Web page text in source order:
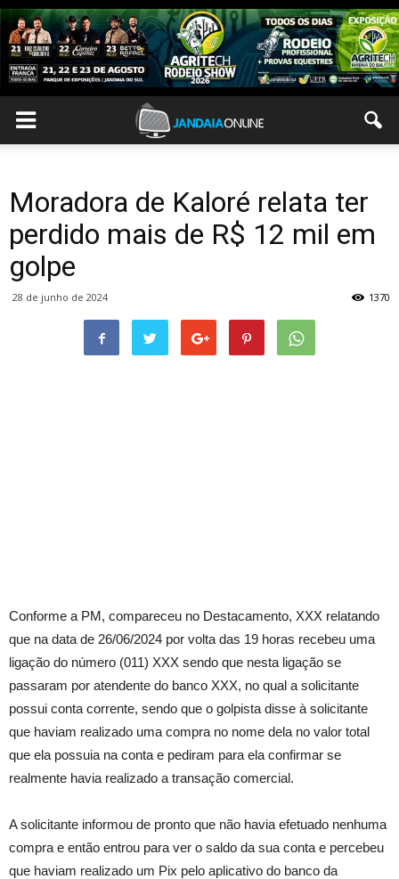
Moradora de Kaloré relata ter
perdido mais de R$ 12 mil em
golpe
28 de junho de 2024 1370
Conforme a PM, compareceu no Destacamento, XXX relatando
que na data de 26/06/2024 por volta das 19 horas recebeu uma
ligação do número (011) XXX sendo que nesta ligação se
passaram por atendente do banco XXX, no qual a solicitante
possui conta corrente, sendo que o golpista disse à solicitante
que haviam realizado uma compra no nome dela no valor total
que ela possuia na conta e pediram para ela confirmar se
realmente havia realizado a transação comercial.
A solicitante informou de pronto que não havia efetuado nenhuma
compra e então entrou para ver o saldo da sua conta e percebeu
que haviam realizado um Pix pelo aplicativo do banco da